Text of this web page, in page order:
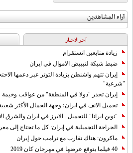
آراء المشاهدين
آخرالاخبار
زيادة متابعين انستقرام
ضبط شبكة لتبييض الاموال في ايران
إيران تتهم واشنطن بزيادة التوتر عبر دعمها
"شرعية"
إيران تحذر "دولا في المنطقة" من عواقب
تجميل الانف في ايران؛ وجهة الجمال الأكثر
"نوين ايرانا" للتجميل ..الابرز في ايران والشرق
الجراحة التجميلية في إيران: كل ما تحتاج إلى
ماكرون: هناك تقارب مع ترامب حول إيران
40 فيلما يتوقع عرضها في مهرجان كان 2019